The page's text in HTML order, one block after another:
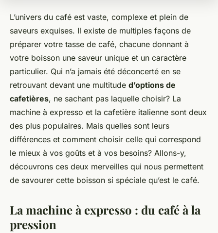
L’univers du café est vaste, complexe et plein de
saveurs exquises. Il existe de multiples façons de
préparer votre tasse de café, chacune donnant à
votre boisson une saveur unique et un caractère
particulier. Qui n’a jamais été déconcerté en se
retrouvant devant une multitude d’options de
cafetières, ne sachant pas laquelle choisir? La
machine à expresso et la cafetière italienne sont deux
des plus populaires. Mais quelles sont leurs
différences et comment choisir celle qui correspond
le mieux à vos goûts et à vos besoins? Allons-y,
découvrons ces deux merveilles qui nous permettent
de savourer cette boisson si spéciale qu’est le café.
La machine à expresso : du café à la
pression